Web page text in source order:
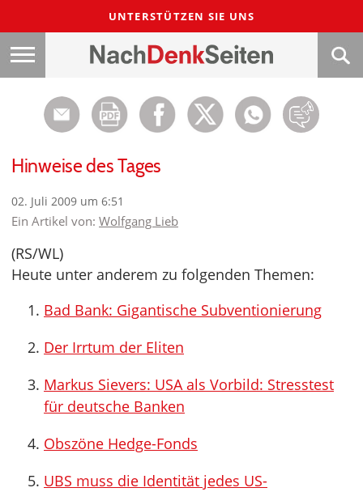
UNTERSTÜTZEN SIE UNS
Hinweise des Tages
02. Juli 2009 um 6:51
Ein Artikel von: Wolfgang Lieb
(RS/WL)
Heute unter anderem zu folgenden Themen:
Bad Bank: Gigantische Subventionierung
Der Irrtum der Eliten
Markus Sievers: USA als Vorbild: Stresstest
für deutsche Banken
Obszöne Hedge-Fonds
UBS muss die Identität jedes US-